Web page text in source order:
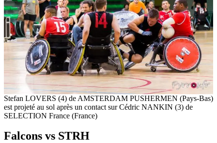
Stefan LOVERS (4) de AMSTERDAM PUSHERMEN (Pays-Bas)
est projeté au sol après un contact sur Cédric NANKIN (3) de
SELECTION France (France)
Falcons vs STRH